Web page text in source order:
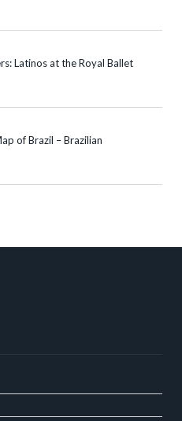
Latinos at the Royal Ballet
of Brazil – Brazilian